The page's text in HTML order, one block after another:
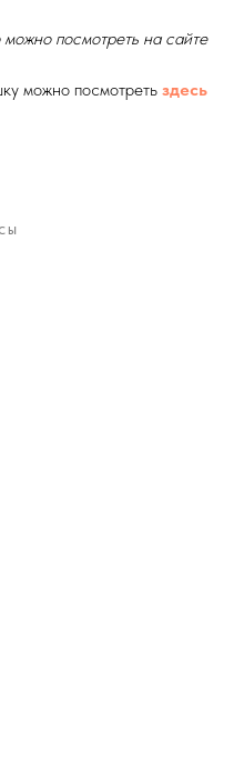
посмотреть на сайте
можно посмотреть здесь